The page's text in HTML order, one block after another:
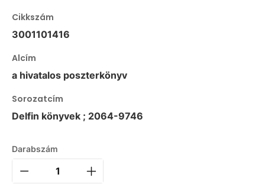
Cikkszám
3001101416
Alcím
a hivatalos poszterkönyv
Sorozatcím
Delfin könyvek ; 2064-9746
Darabszám